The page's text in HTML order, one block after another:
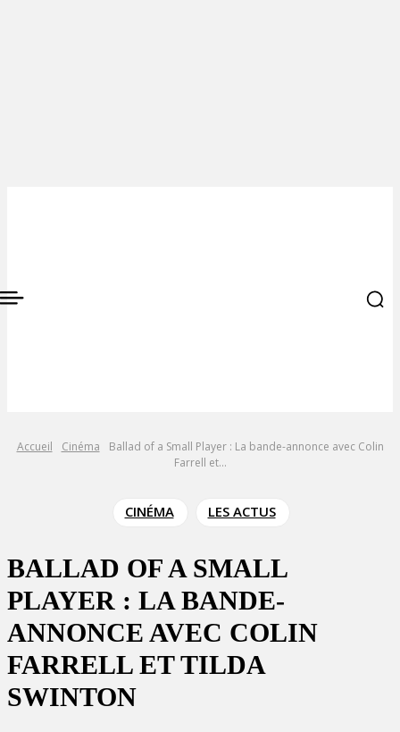
Accueil Cinéma
Ballad of a Small Player : La bande-annonce avec Colin
Farrell et...
CINÉMA LES ACTUS
BALLAD OF A SMALL
PLAYER : LA BANDE-
ANNONCE AVEC COLIN
FARRELL ET TILDA
SWINTON